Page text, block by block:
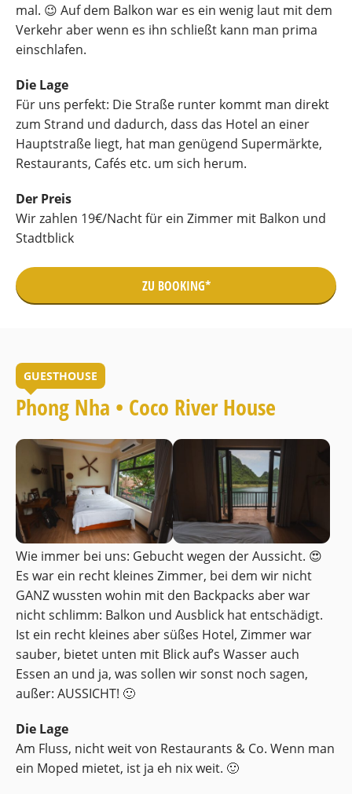
mal. 😉 Auf dem Balkon war es ein wenig laut mit dem
Verkehr aber wenn es ihn schließt kann man prima
einschlafen.
Die Lage
Für uns perfekt: Die Straße runter kommt man direkt
zum Strand und dadurch, dass das Hotel an einer
Hauptstraße liegt, hat man genügend Supermärkte,
Restaurants, Cafés etc. um sich herum.
Der Preis
Wir zahlen 19€/Nacht für ein Zimmer mit Balkon und
Stadtblick
ZU BOOKING*
GUESTHOUSE
Phong Nha • Coco River House
Wie immer bei uns: Gebucht wegen der Aussicht. 😍
Es war ein recht kleines Zimmer, bei dem wir nicht
GANZ wussten wohin mit den Backpacks aber war
nicht schlimm: Balkon und Ausblick hat entschädigt.
Ist ein recht kleines aber süßes Hotel, Zimmer war
sauber, bietet unten mit Blick auf’s Wasser auch
Essen an und ja, was sollen wir sonst noch sagen,
außer: AUSSICHT! 🙂
Die Lage
Am Fluss, nicht weit von Restaurants & Co. Wenn man
ein Moped mietet, ist ja eh nix weit. 🙂